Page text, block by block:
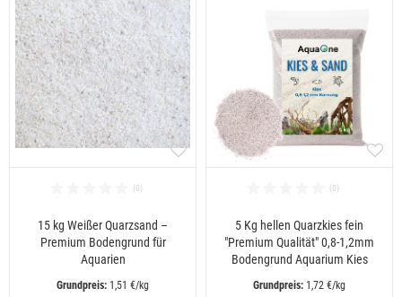
15 kg Weißer Quarzsand –
Premium Bodengrund für
Aquarien
1,51 €/kg
5 Kg hellen Quarzkies fein
"Premium Qualität" 0,8-1,2mm
Bodengrund Aquarium Kies
1,72 €/kg